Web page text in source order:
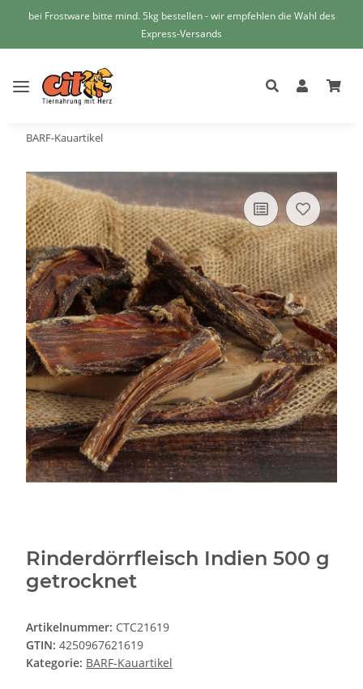
bei Frostware bitte mind. 5kg bestellen - wir empfehlen die Wahl des
Express-Versands
BARF-Kauartikel
Rinderdörrfleisch Indien 500 g
getrocknet
Artikelnummer: CTC21619
GTIN: 4250967621619
Kategorie: BARF-Kauartikel